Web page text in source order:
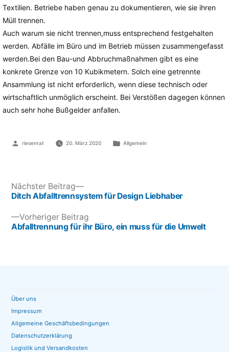
Textilien. Betriebe haben genau zu dokumentieren, wie sie ihren
Müll trennen.
Auch warum sie nicht trennen,muss entsprechend festgehalten
werden. Abfälle im Büro und im Betrieb müssen zusammengefasst
werden.Bei den Bau-und Abbruchmaßnahmen gibt es eine
konkrete Grenze von 10 Kubikmetern. Solch eine getrennte
Ansammlung ist nicht erforderlich, wenn diese technisch oder
wirtschaftlich unmöglich erscheint. Bei Verstößen dagegen können
auch sehr hohe Bußgelder anfallen.
Veröffentlicht
riesenrat 20. März 2020
Veröffentlicht
Allgemein
Beitragsnavigation
Vorheriger Beitrag
Beitrag:
Abfalltrennung für ihr Büro, ein muss für die Umwelt
Nächster Beitrag
Nächster
Beitrag:
Ditch Abfalltrennsystem für Design Liebhaber
Über uns
Impressum
Allgemeine Geschäftsbedingungen
Datenschutzerklärung
Logistik und Versandkosten